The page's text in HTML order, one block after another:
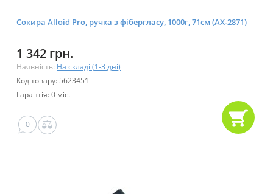
Сокира Alloid Pro, ручка з фібергласу, 1000г, 71см (AX-2871)
1 342 грн.
Наявність: На складі (1-3 дні)
Код товару: 5623451
Гарантія: 0 міс.
0